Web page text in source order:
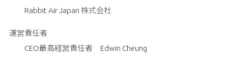
Rabbit Air Japan 株式会社
運営責任者
CEO最高経営責任者 Edwin Cheung